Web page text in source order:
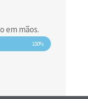
em mãos.
100%